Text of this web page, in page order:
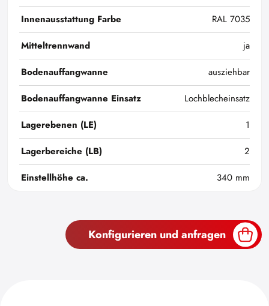
Innenausstattung Farbe
RAL 7035
Mitteltrennwand
ja
Bodenauffangwanne
ausziehbar
Bodenauffangwanne Einsatz
Lochblecheinsatz
Lagerebenen (LE)
1
Lagerbereiche (LB)
2
Einstellhöhe ca.
340 mm
Konfigurieren und anfragen